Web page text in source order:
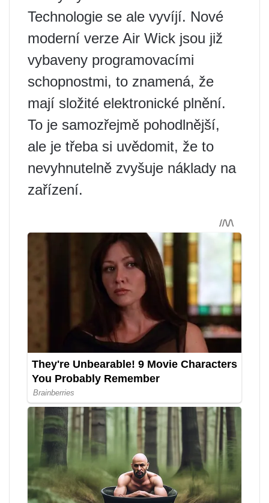
Technologie se ale vyvíjí. Nové
moderní verze Air Wick jsou již
vybaveny programovacími
schopnostmi, to znamená, že
mají složité elektronické plnění.
To je samozřejmě pohodlnější,
ale je třeba si uvědomit, že to
nevyhnutelně zvyšuje náklady na
zařízení.